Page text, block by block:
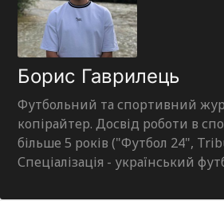
Борис Гаврилець
Футбольний та спортивний
копірайтер. Досвід роботи в
більше 5 років ("Футбол 24",
Спеціалізація - український